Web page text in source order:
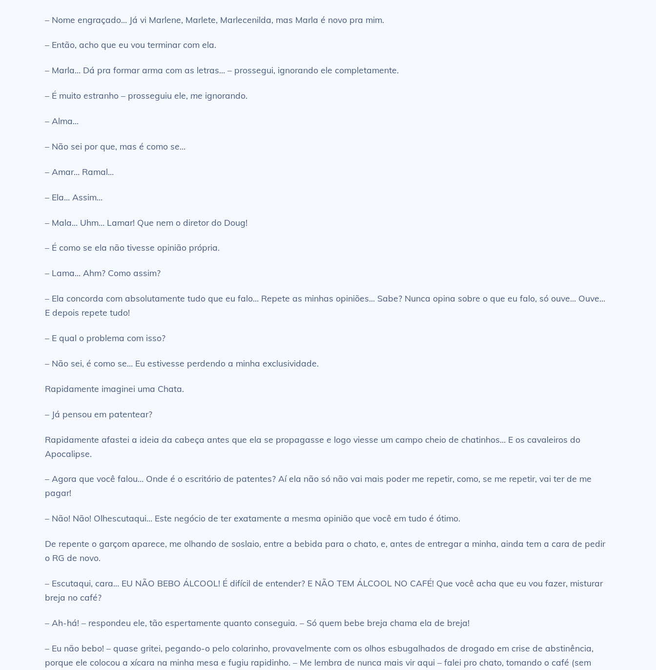
– Nome engraçado… Já vi Marlene, Marlete, Marlecenilda, mas Marla é novo pra mim.
– Então, acho que eu vou terminar com ela.
– Marla… Dá pra formar arma com as letras… – prossegui, ignorando ele completamente.
– É muito estranho – prosseguiu ele, me ignorando.
– Alma…
– Não sei por que, mas é como se…
– Amar… Ramal…
– Ela… Assim…
– Mala… Uhm… Lamar! Que nem o diretor do Doug!
– É como se ela não tivesse opinião própria.
– Lama… Ahm? Como assim?
– Ela concorda com absolutamente tudo que eu falo… Repete as minhas opiniões… Sabe? Nunca opina sobre o que eu falo, só ouve… Ouve…
E depois repete tudo!
– E qual o problema com isso?
– Não sei, é como se… Eu estivesse perdendo a minha exclusividade.
Rapidamente imaginei uma Chata.
– Já pensou em patentear?
Rapidamente afastei a ideia da cabeça antes que ela se propagasse e logo viesse um campo cheio de chatinhos… E os cavaleiros do
Apocalipse.
– Agora que você falou… Onde é o escritório de patentes? Aí ela não só não vai mais poder me repetir, como, se me repetir, vai ter de me
pagar!
– Não! Não! Olhescutaqui… Este negócio de ter exatamente a mesma opinião que você em tudo é ótimo.
De repente o garçom aparece, me olhando de soslaio, entre a bebida para o chato, e, antes de entregar a minha, ainda tem a cara de pedir
o RG de novo.
– Escutaqui, cara… EU NÃO BEBO ÁLCOOL! É difícil de entender? E NÃO TEM ÁLCOOL NO CAFÉ! Que você acha que eu vou fazer, misturar
breja no café?
– Ah-há! – respondeu ele, tão espertamente quanto conseguia. – Só quem bebe breja chama ela de breja!
– Eu não bebo! – quase gritei, pegando-o pelo colarinho, provavelmente com os olhos esbugalhados de drogado em crise de abstinência,
porque ele colocou a xícara na minha mesa e fugiu rapidinho. – Me lembra de nunca mais vir aqui – falei pro chato, tomando o café (sem